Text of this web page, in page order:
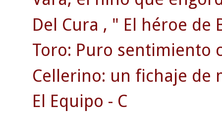
Del Cura , " El héroe de
Toro: Puro sentimiento
Cellerino: un fichaje de
El Equipo - C